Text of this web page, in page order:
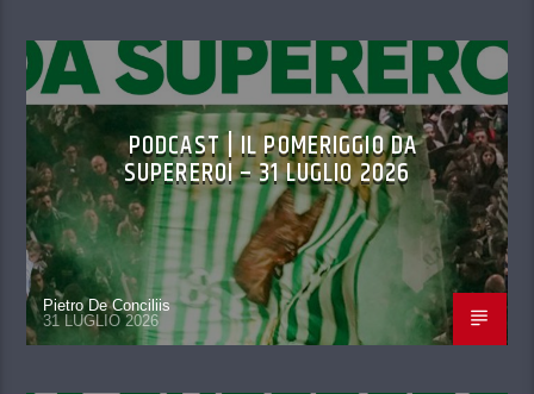
PODCAST | IL POMERIGGIO DA
SUPEREROI – 31 LUGLIO 2026
Pietro De Conciliis
31 LUGLIO 2026